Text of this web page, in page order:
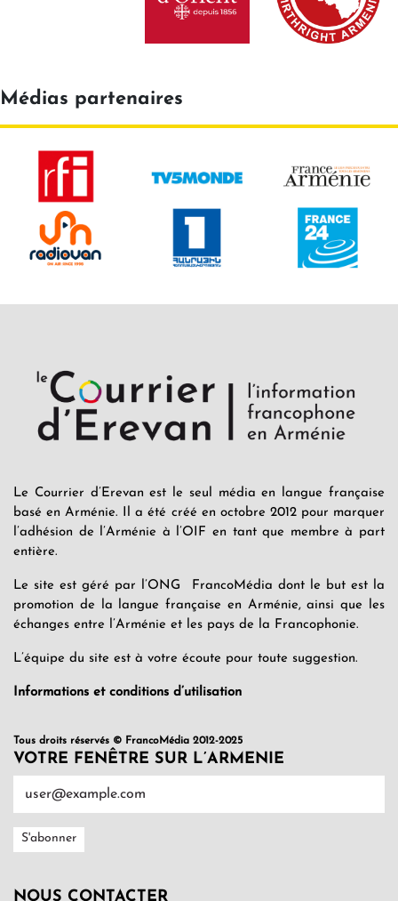
Médias partenaires
Le Courrier d’Erevan est le seul média en langue française
basé en Arménie. Il a été créé en octobre 2012 pour marquer
l’adhésion de l’Arménie à l’OIF en tant que membre à part
entière.
Le site est géré par l’ONG FrancoMédia dont le but est la
promotion de la langue française en Arménie, ainsi que les
échanges entre l’Arménie et les pays de la Francophonie.
L’équipe du site est à votre écoute pour toute suggestion.
Informations et conditions d’utilisation
Tous droits réservés © FrancoMédia 2012-2025
VOTRE FENÊTRE SUR L’ARMENIE
NOUS CONTACTER